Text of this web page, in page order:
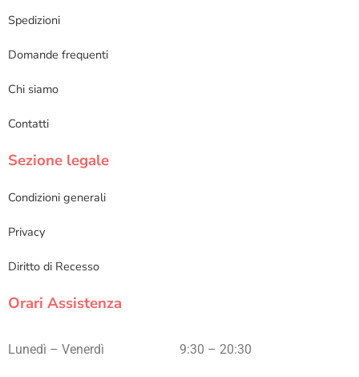
Spedizioni
Domande frequenti
Chi siamo
Contatti
Sezione legale
Condizioni generali
Privacy
Diritto di Recesso
Orari Assistenza
Lunedì – Venerdì 9:30 – 20:30